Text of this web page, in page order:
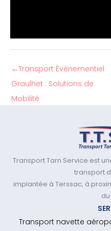
←Transport Évènementiel
Graulhet : Solutions de
Mobilité
Transport Tarn Service est
transport
implantée à Terssac, à
Transport navette